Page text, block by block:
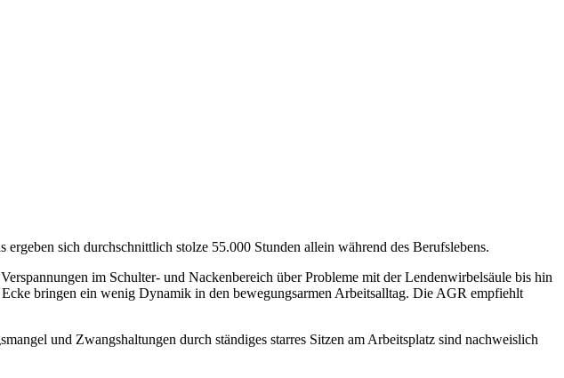
sich durchschnittlich stolze 55.000 Stunden allein während des Berufslebens.
im Schulter- und Nackenbereich über Probleme mit der Lendenwirbelsäule bis hin
bringen ein wenig Dynamik in den bewegungsarmen Arbeitsalltag. Die AGR empfiehlt
und Zwangshaltungen durch ständiges starres Sitzen am Arbeitsplatz sind nachweislich